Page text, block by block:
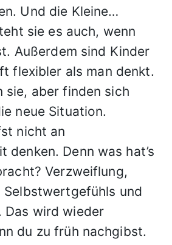
Und die Kleine…
sie es auch, wenn
Außerdem sind Kinder
flexibler als man denkt.
sie, aber finden sich
neue Situation.
nicht an
denken. Denn was hat’s
Verzweiflung,
Selbstwertgefühls und
Das wird wieder
du zu früh nachgibst.